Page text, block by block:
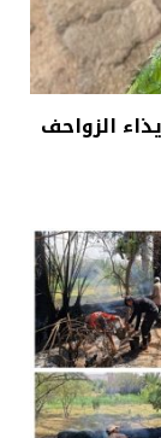
الزواحف